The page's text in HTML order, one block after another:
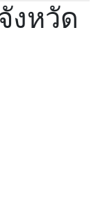
งหวัด